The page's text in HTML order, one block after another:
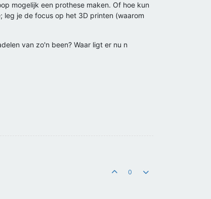
mogelijk een prothese maken. Of hoe kun
leg je de focus op het 3D printen (waarom
van zo'n been? Waar ligt er nu n
0